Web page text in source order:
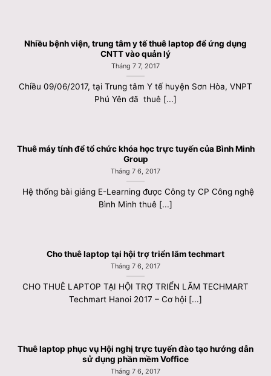
Nhiều bệnh viện, trung tâm y tế thuê laptop để ứng dụng
CNTT vào quản lý
Tháng 7 7, 2017
Chiều 09/06/2017, tại Trung tâm Y tế huyện Sơn Hòa, VNPT
Phú Yên đã thuê [...]
Thuê máy tính để tổ chức khóa học trực tuyến của Bình Minh
Group
Tháng 7 6, 2017
Hệ thống bài giảng E-Learning được Công ty CP Công nghệ
Bình Minh thuê [...]
Cho thuê laptop tại hội trợ triển lãm techmart
Tháng 7 6, 2017
CHO THUÊ LAPTOP TẠI HỘI TRỢ TRIỂN LÃM TECHMART
Techmart Hanoi 2017 – Cơ hội [...]
Thuê laptop phục vụ Hội nghị trực tuyến đào tạo hướng dẫn
sử dụng phần mềm Voffice
Tháng 7 6, 2017